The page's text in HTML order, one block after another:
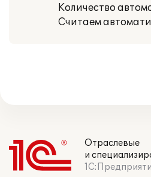
Количество
Считаем
Отраслевые
и